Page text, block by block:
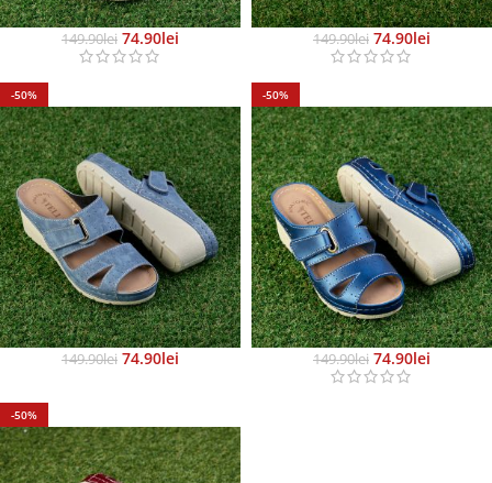
149.90Lei 74.90Lei 149.90Lei 74.90Lei
-50%
149.90Lei 74.90Lei
-50%
149.90Lei 74.90Lei
-50%